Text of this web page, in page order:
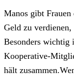
Manos gibt
Geld zu verdienen,
Besonders wichtig
Kooperative-
hält